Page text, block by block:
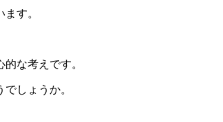
す。
な考えです。
しょうか。